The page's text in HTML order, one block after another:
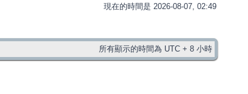
現在的時間是 2026-08-07, 02:49
所有顯示的時間為 UTC + 8 小時